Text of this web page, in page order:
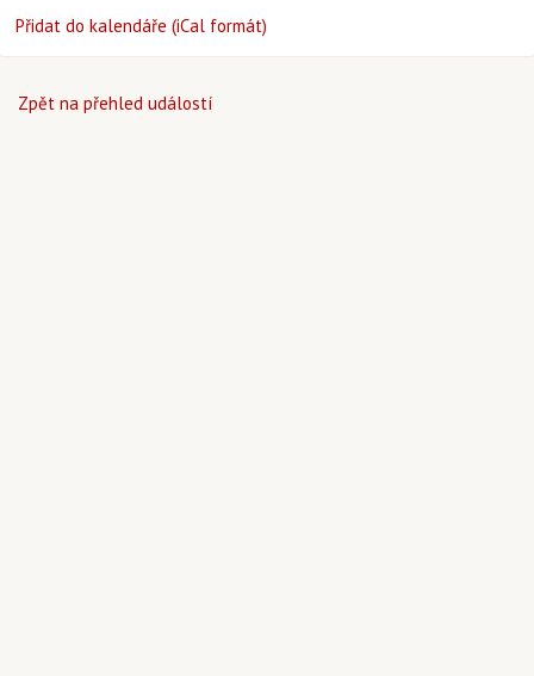
Přidat do kalendáře (iCal formát)
Zpět na přehled událostí